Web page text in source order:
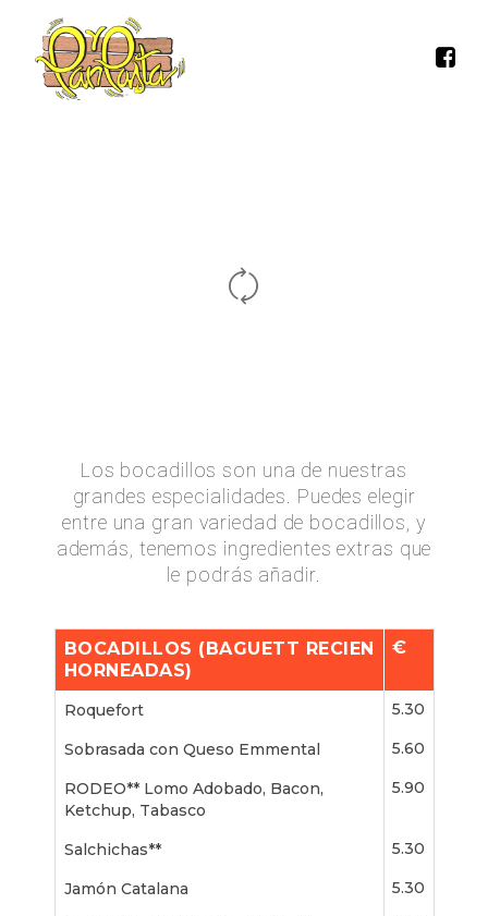
Los bocadillos son una de nuestras
grandes especialidades. Puedes elegir
entre una gran variedad de bocadillos, y
además, tenemos ingredientes extras que
le podrás añadir.
BOCADILLOS (BAGUETT RECIEN
HORNEADAS)
€
Roquefort 5.30
Sobrasada con Queso Emmental 5.60
RODEO** Lomo Adobado, Bacon,
Ketchup, Tabasco
5.90
Salchichas** 5.30
Jamón Catalana 5.30